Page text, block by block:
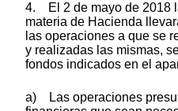
4. El 2 de mayo de 2018
materia de Hacienda
las operaciones a que se
y realizadas las mismas,
fondos indicados en el
a) Las operaciones